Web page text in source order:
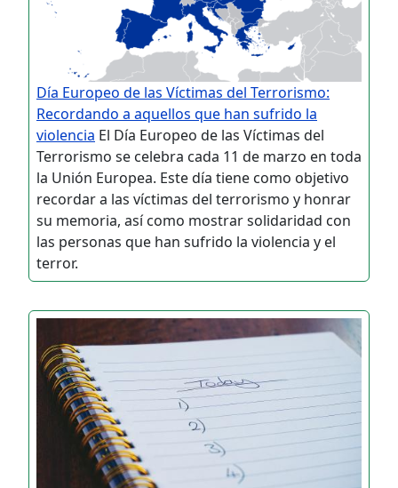
Día Europeo de las Víctimas del Terrorismo:
Recordando a aquellos que han sufrido la
violencia El Día Europeo de las Víctimas del
Terrorismo se celebra cada 11 de marzo en toda
la Unión Europea. Este día tiene como objetivo
recordar a las víctimas del terrorismo y honrar
su memoria, así como mostrar solidaridad con
las personas que han sufrido la violencia y el
terror.